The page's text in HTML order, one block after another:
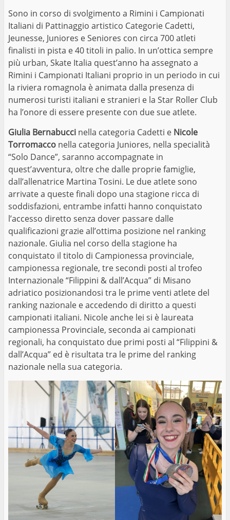
Sono in corso di svolgimento a Rimini i Campionati
Italiani di Pattinaggio artistico Categorie Cadetti,
Jeunesse, Juniores e Seniores con circa 700 atleti
finalisti in pista e 40 titoli in palio. In un’ottica sempre
più urban, Skate Italia quest’anno ha assegnato a
Rimini i Campionati Italiani proprio in un periodo in cui
la riviera romagnola è animata dalla presenza di
numerosi turisti italiani e stranieri e la Star Roller Club
ha l’onore di essere presente con due sue atlete.
Giulia Bernabucci nella categoria Cadetti e Nicole
Torromacco nella categoria Juniores, nella specialità
“Solo Dance”, saranno accompagnate in
quest’avventura, oltre che dalle proprie famiglie,
dall’allenatrice Martina Tosini. Le due atlete sono
arrivate a queste finali dopo una stagione ricca di
soddisfazioni, entrambe infatti hanno conquistato
l’accesso diretto senza dover passare dalle
qualificazioni grazie all’ottima posizione nel ranking
nazionale. Giulia nel corso della stagione ha
conquistato il titolo di Campionessa provinciale,
campionessa regionale, tre secondi posti al trofeo
Internazionale “Filippini & dall’Acqua” di Misano
adriatico posizionandosi tra le prime venti atlete del
ranking nazionale e accedendo di diritto a questi
campionati italiani. Nicole anche lei si è laureata
campionessa Provinciale, seconda ai campionati
regionali, ha conquistato due primi posti al “Filippini &
dall’Acqua” ed è risultata tra le prime del ranking
nazionale nella sua categoria.